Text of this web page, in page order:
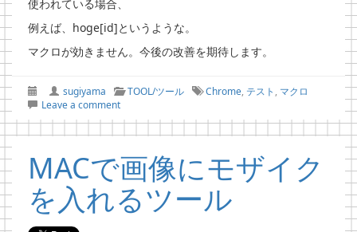
使われている場合、
例えば、hoge[id]というような。
マクロが効きません。今後の改善を期待します。
sugiyama TOOL/ツール Chrome, テスト , マクロ
Leave a comment
MACで画像にモザイク
を入れるツール